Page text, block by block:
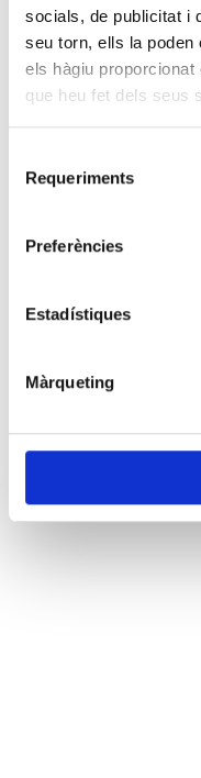
socials, de publicitat i
seu torn, ells la poden
els hàgiu
que heu fet dels seus
Requeriments
Preferències
Estadístiques
Màrqueting